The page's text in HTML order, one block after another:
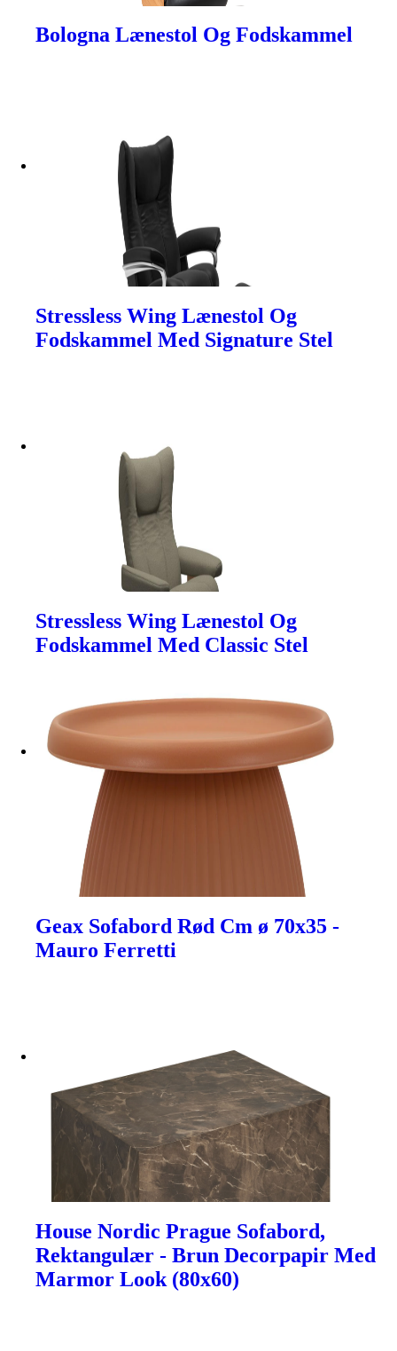
Bologna Lænestol Og Fodskammel
Stressless Wing Lænestol Og
Fodskammel Med Signature Stel
Stressless Wing Lænestol Og
Fodskammel Med Classic Stel
Geax Sofabord Rød Cm ø 70x35 -
Mauro Ferretti
House Nordic Prague Sofabord,
Rektangulær - Brun Decorpapir Med
Marmor Look (80x60)